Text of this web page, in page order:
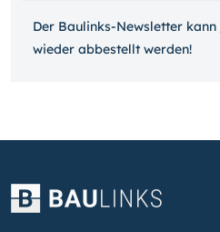
Der Baulinks-Newsletter
wieder ab­bestellt werden!